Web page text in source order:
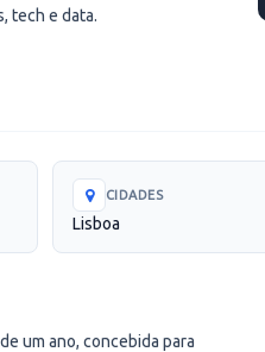
tech e data.
CIDADES
Lisboa
um ano, concebida para